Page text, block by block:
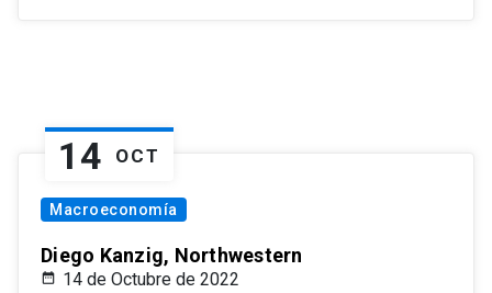
14 OCT
Macroeconomía
Diego Kanzig, Northwestern
14 de Octubre de 2022